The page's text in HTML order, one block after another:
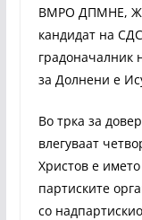
ВМРО ДПМНЕ,
кандидат на
градоначалник
за Долнени е
Во трка за
влегуваат
Христов е
партиските
со